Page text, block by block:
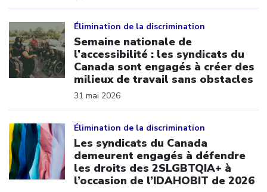
Élimination de la discrimination
Semaine nationale de
l’accessibilité : les syndicats du
Canada sont engagés à créer des
milieux de travail sans obstacles
31 mai 2026
Élimination de la discrimination
Les syndicats du Canada
demeurent engagés à défendre
les droits des 2SLGBTQIA+ à
l’occasion de l’IDAHOBIT de 2026